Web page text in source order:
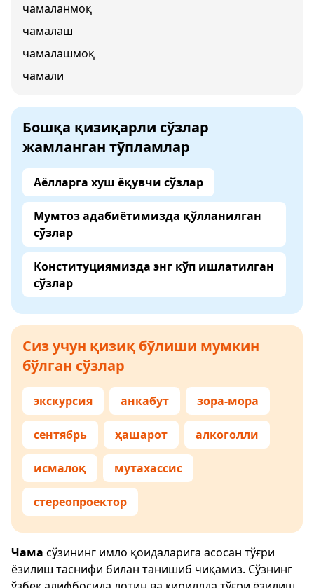
чамаланмоқ
чамалаш
чамалашмоқ
чамали
Бошқа қизиқарли сўзлар
жамланган тўпламлар
Аёлларга хуш ёқувчи сўзлар
Мумтоз адабиётимизда қўлланилган
сўзлар
Конституциямизда энг кўп ишлатилган
сўзлар
Сиз учун қизиқ бўлиши мумкин
бўлган сўзлар
экскурсия анкабут зора-мора
сентябрь ҳашарот алкоголли
исмалоқ мутахассис
стереопроектор
Чама сўзининг имло қоидаларига асосан тўғри
ёзилиш таснифи билан танишиб чиқамиз. Сўзнинг